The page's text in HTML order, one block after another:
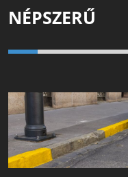
NÉPSZERŰ